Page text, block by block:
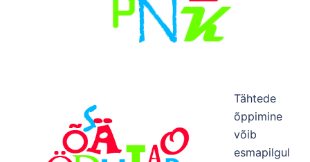
Tähtede
õppimine
võib
esmapilgul